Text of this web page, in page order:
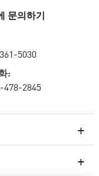
문의하기
5030
:
478-2845